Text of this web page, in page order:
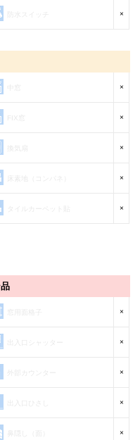
×
×
FIX窓 ×
×
×
×
×
×
×
×
×